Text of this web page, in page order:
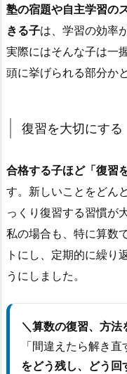
塾の宿題や自主学習の
きる子は、学習の効率
実際にはそんな子は一
頭に挙げられる部分か
復習を大切にする
合格する子ほど「復習
す。新しいことをどん
っくり復習する習慣が
私の場合も、特に算数
トにし、定期的に繰り
うにしました。
＼算数の復習、方
「間違えたら解き直
をどう残し、どう回